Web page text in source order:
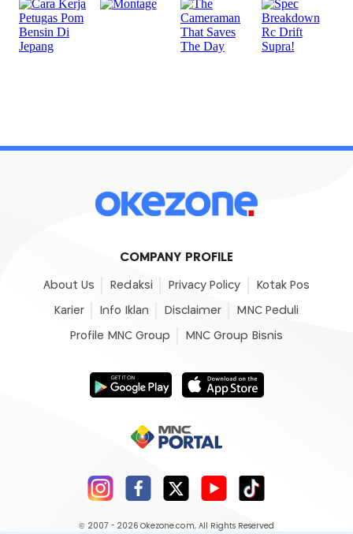
COMPANY PROFILE
About Us Redaksi Privacy Policy Kotak Pos
Karier Info Iklan Disclaimer MNC Peduli
Profile MNC Group MNC Group Bisnis
© 2007 - 2026 Okezone.com, All Rights Reserved